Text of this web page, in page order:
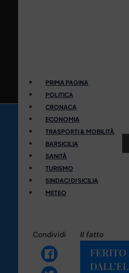
PRIMA PAGINA
POLITICA
CRONACA
ECONOMIA
TRASPORTI & MOBILITÀ
BARSICILIA
SANITÀ
TURISMO
SINDACI DI SICILIA
METEO
Condividi Il fatto
FERITO